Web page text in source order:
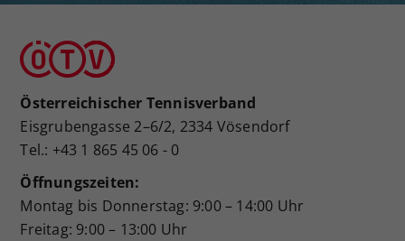
Österreichischer Tennisverband
Eisgrubengasse 2–6/2, 2334 Vösendorf
Tel.: +43 1 865 45 06 - 0
Öffnungszeiten:
Montag bis Donnerstag: 9:00 – 14:00 Uhr
Freitag: 9:00 – 13:00 Uhr